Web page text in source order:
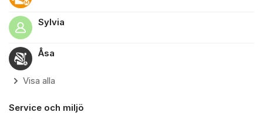
Sylvia
Åsa
Visa alla
Service och miljö